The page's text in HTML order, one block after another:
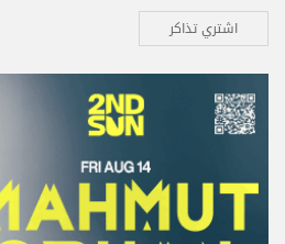
اشتري تذاكر